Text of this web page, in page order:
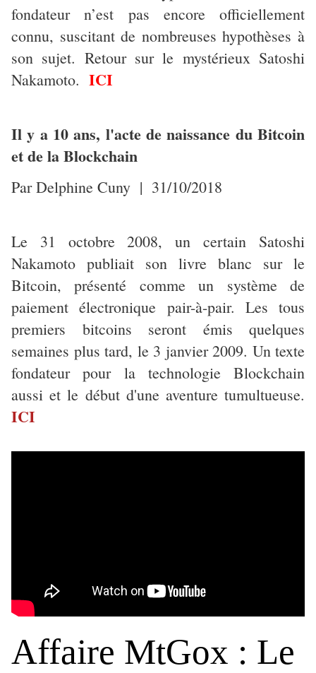
fondateur n’est pas encore officiellement
connu, suscitant de nombreuses hypothèses à
son sujet. Retour sur le mystérieux Satoshi
Nakamoto. ICI
Il y a 10 ans, l'acte de naissance du Bitcoin
et de la Blockchain
Par Delphine Cuny | 31/10/2018
Le 31 octobre 2008, un certain Satoshi
Nakamoto publiait son livre blanc sur le
Bitcoin, présenté comme un système de
paiement électronique pair-à-pair. Les tous
premiers bitcoins seront émis quelques
semaines plus tard, le 3 janvier 2009. Un texte
fondateur pour la technologie Blockchain
aussi et le début d'une aventure tumultueuse.
ICI
Affaire MtGox : Le